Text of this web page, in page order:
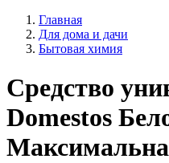
Главная
Для дома и дачи
Бытовая химия
Средство
Domestos